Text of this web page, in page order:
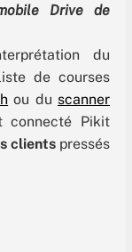
Drive de
du
de courses
ou du scanner
connecté Pikit
clients pressés